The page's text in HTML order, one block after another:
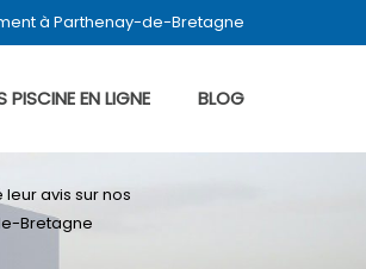
à Parthenay-de-Bretagne
PISCINE EN LIGNE BLOG
leuravis sur nos
Bretagne